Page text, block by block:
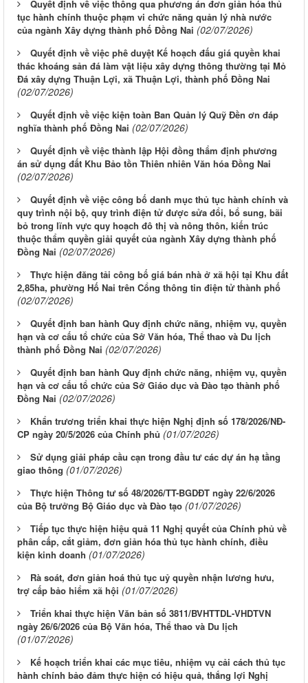
Quyết định về việc thông qua phương án đơn giản hóa thủ
tục hành chính thuộc phạm vi chức năng quản lý nhà nước
của ngành Xây dựng thành phố Đồng Nai (02/07/2026)
Quyết định về việc phê duyệt Kế hoạch đấu giá quyền khai
thác khoáng sản đá làm vật liệu xây dựng thông thường tại Mỏ
Đá xây dựng Thuận Lợi, xã Thuận Lợi, thành phố Đồng Nai
(02/07/2026)
Quyết định về việc kiện toàn Ban Quản lý Quỹ Đền ơn đáp
nghĩa thành phố Đồng Nai (02/07/2026)
Quyết định về việc thành lập Hội đồng thẩm định phương
án sử dụng đất Khu Bảo tồn Thiên nhiên Văn hóa Đồng Nai
(02/07/2026)
Quyết định về việc công bố danh mục thủ tục hành chính và
quy trình nội bộ, quy trình điện tử được sửa đổi, bổ sung, bãi
bỏ trong lĩnh vực quy hoạch đô thị và nông thôn, kiến trúc
thuộc thẩm quyền giải quyết của ngành Xây dựng thành phố
Đồng Nai (02/07/2026)
Thực hiện đăng tải công bố giá bán nhà ở xã hội tại Khu đất
2,85ha, phường Hố Nai trên Cổng thông tin điện tử thành phố
(02/07/2026)
Quyết định ban hành Quy định chức năng, nhiệm vụ, quyền
hạn và cơ cấu tổ chức của Sở Văn hóa, Thể thao và Du lịch
thành phố Đồng Nai (02/07/2026)
Quyết định ban hành Quy định chức năng, nhiệm vụ, quyền
hạn và cơ cấu tổ chức của Sở Giáo dục và Đào tạo thành phố
Đồng Nai (02/07/2026)
Khẩn trương triển khai thực hiện Nghị định số 178/2026/NĐ-
CP ngày 20/5/2026 của Chính phủ (01/07/2026)
Sử dụng giải pháp cầu cạn trong đầu tư các dự án hạ tầng
giao thông (01/07/2026)
Thực hiện Thông tư số 48/2026/TT-BGDĐT ngày 22/6/2026
của Bộ trưởng Bộ Giáo dục và Đào tạo (01/07/2026)
Tiếp tục thực hiện hiệu quả 11 Nghị quyết của Chính phủ về
phân cấp, cắt giảm, đơn giản hóa thủ tục hành chính, điều
kiện kinh doanh (01/07/2026)
Rà soát, đơn giản hoá thủ tục uỷ quyền nhận lương hưu,
trợ cấp bảo hiểm xã hội (01/07/2026)
Triển khai thực hiện Văn bản số 3811/BVHTTDL-VHDTVN
ngày 26/6/2026 của Bộ Văn hóa, Thể thao và Du lịch
(01/07/2026)
Kế hoạch triển khai các mục tiêu, nhiệm vụ cải cách thủ tục
hành chính bảo đảm thực hiện có hiệu quả, thắng lợi Nghị